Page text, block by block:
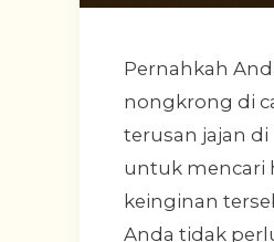
Pernahkah
nongkrong di
terusan jajan di
untuk mencari
keinginan
Anda tidak